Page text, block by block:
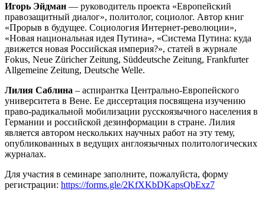
Игорь Эйдман — руководитель проекта «Европейский
правозащитный диалог», политолог, социолог. Автор книг
«Прорыв в будущее. Социология Интернет-революции»,
«Новая национальная идея Путина», «Система Путина: куда
движется новая Российская империя?», статей в журнале
Fokus, Neue Züricher Zeitung, Süddeutsche Zeitung, Frankfurter
Allgemeine Zeitung, Deutsche Welle.
Лилия Саблина – аспирантка Центрально-Европейского
университета в Вене. Ее диссертация посвящена изучению
право-радикальной мобилизации русскоязычного населения в
Германии и российской дезинформации в стране. Лилия
является автором нескольких научных работ на эту тему,
опубликованных в ведущих англоязычных политологических
журналах.
Для участия в семинаре заполните, пожалуйста, форму
регистрации: https://forms.gle/2KfXKbDKapsQbExz7